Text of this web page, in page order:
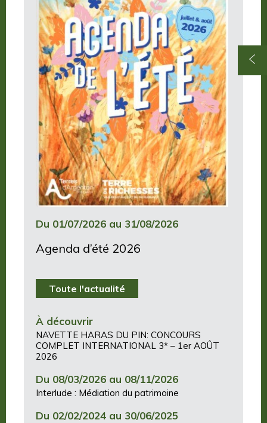
Du 01/07/2026 au 31/08/2026
Agenda d’été 2026
Toute l'actualité
À découvrir
NAVETTE HARAS DU PIN: CONCOURS
COMPLET INTERNATIONAL 3* – 1er AOÛT
2026
Du 08/03/2026 au 08/11/2026
Interlude : Médiation du patrimoine
Du 02/02/2024 au 30/06/2025